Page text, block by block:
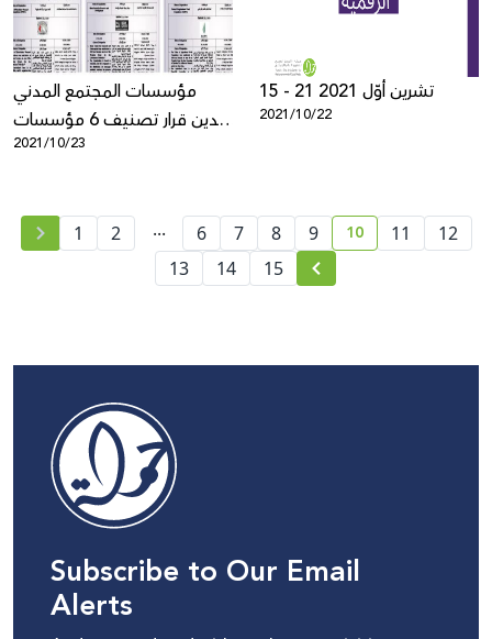
مؤسسات المجتمع المدني
تدين قرار تصنيف 6 مؤسسات
العمل الأهلي فلسطينية
2021/10/23
15 - 21 تشرين أوّل 2021
2021/10/22
1 2 ... 6 7 8 9 current page
10 11
12
13
14 15
Subscribe to Our Email
Alerts